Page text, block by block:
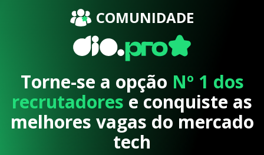
COMUNIDADE
Torne-se a opção Nº 1 dos
recrutadores e conquiste as
melhores vagas do mercado
tech